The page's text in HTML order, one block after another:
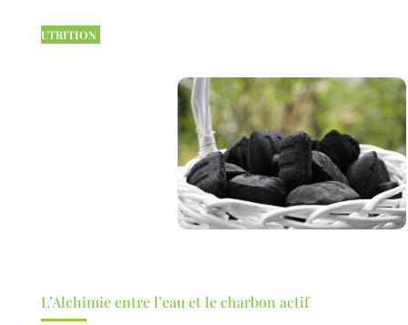
UTRITION
L’Alchimie entre l’eau et le charbon actif